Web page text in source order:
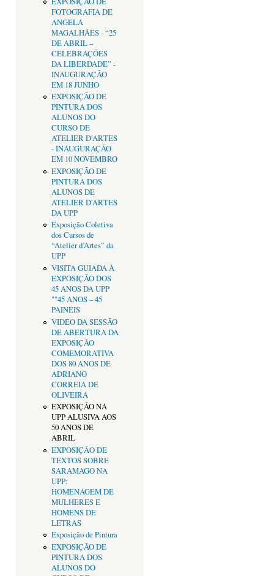
FOTOGRAFIA DE
ANGELA
MAGALHÃES - “25
DE ABRIL –
CELEBRAÇÕES
DA LIBERDADE” -
INAUGURAÇÃO
EM 18 JUNHO
EXPOSIÇÃO DE
PINTURA DOS
ALUNOS DO
CURSO DE
ATELIER D'ARTES
- INAUGURAÇÃO
EM 10 NOVEMBRO
EXPOSIÇÃO DE
PINTURA DOS
ALUNOS DE
ATELIER D'ARTES
DA UPP
Exposição Coletiva
dos Cursos de
“Atelier d’Artes” da
UPP
VISITA GUIADA À
EXPOSIÇÃO DOS
45 ANOS DA UPP
""45 ANOS – 45
PAINÉIS
VIDEO DA SESSÃO
DE ABERTURA DA
EXPOSIÇÃO
COMEMORATIVA
DOS 80 ANOS DE
ADRIANO
CORREIA DE
OLIVEIRA
EXPOSIÇÃO NA
UPP ALUSIVA AOS
50 ANOS DE
ABRIL
EXPOSIÇÂO DE
TEXTOS SOBRE
SARAMAGO NA
UPP:
HOMENAGEM DE
MULHERES E
HOMENS DE
LETRAS
Exposição de Pintura
EXPOSIÇÃO DE
PINTURA DOS
ALUNOS DO